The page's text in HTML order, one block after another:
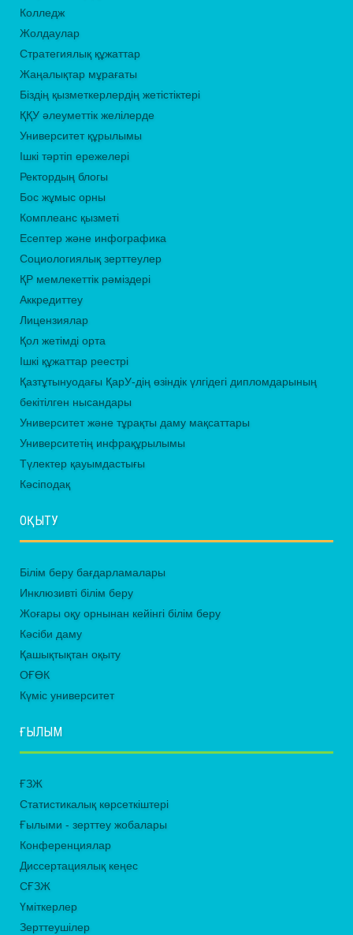
Колледж
Жолдаулар
Стратегиялық құжаттар
Жаңалықтар мұрағаты
Біздің қызметкерлердің жетістіктері
ҚҚУ әлеуметтік желілерде
Университет құрылымы
Ішкі тәртіп ережелері
Ректордың блогы
Бос жұмыс орны
Комплеанс қызметі
Есептер және инфографика
Социологиялық зерттеулер
ҚР мемлекеттік рәміздері
Аккредиттеу
Лицензиялар
Қол жетімді орта
Ішкі құжаттар реестрі
Қазтұтынуодағы ҚарУ-дің өзіндік үлгідегі дипломдарының
бекітілген нысандары
Университет және тұрақты даму мақсаттары
Университетің инфрақұрылымы
Түлектер қауымдастығы
Кәсіподақ
ОҚЫТУ
Білім беру бағдарламалары
Инклюзивті білім беру
Жоғары оқу орнынан кейінгі білім беру
Кәсіби даму
Қашықтықтан оқыту
ОҒӨК
Күміс университет
ҒЫЛЫМ
ҒЗЖ
Статистикалық көрсеткіштері
Ғылыми - зерттеу жобалары
Конференциялар
Диссертациялық кеңес
СҒЗЖ
Үміткерлер
Зерттеушілер